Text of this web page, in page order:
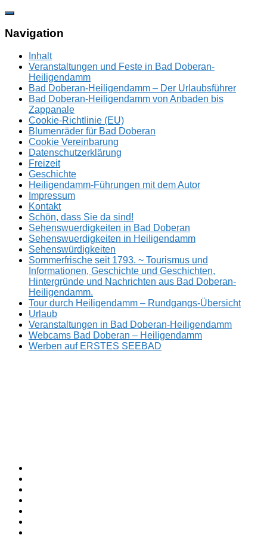
Zum
springen
Navigation
Inhalt
Veranstaltungen und Feste in Bad Doberan-
Heiligendamm
Bad Doberan-Heiligendamm – Der Urlaubsführer
Bad Doberan-Heiligendamm von Anbaden bis
Zappanale
Cookie-Richtlinie (EU)
Blumenräder für Bad Doberan
Cookie Vereinbarung
Datenschutzerklärung
Freizeit
Geschichte
Heiligendamm-Führungen mit dem Autor
Impressum
Kontakt
Schön, dass Sie da sind!
Sehenswuerdigkeiten in Bad Doberan
Sehenswuerdigkeiten in Heiligendamm
Sehenswürdigkeiten
Sommerfrische seit 1793. ~ Tourismus und
Informationen, Geschichte und Geschichten,
Hintergründe und Nachrichten aus Bad Doberan-
Heiligendamm.
Tour durch Heiligendamm – Rundgangs-Übersicht
Urlaub
Veranstaltungen in Bad Doberan-Heiligendamm
Webcams Bad Doberan – Heiligendamm
Werben auf ERSTES SEEBAD
ERSTES
SEEBAD
Sommerfrische
seit
1793.